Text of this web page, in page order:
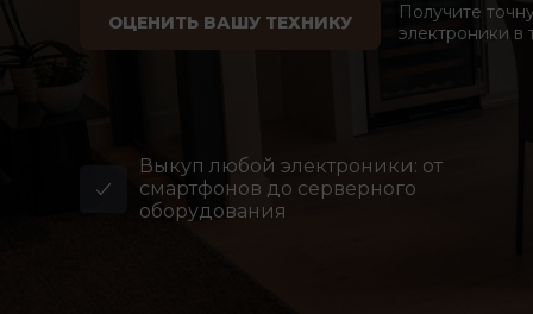
ОЦЕНИТЬ ВАШУ ТЕХНИКУ
Получите
электроники в
Выкуп любой электроники: от
смартфонов до серверного
оборудования